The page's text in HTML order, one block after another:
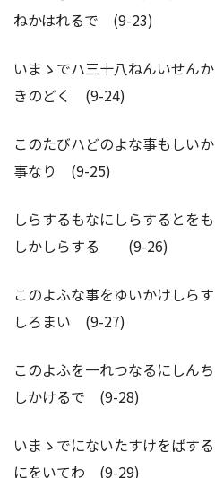
ねかはれるで (9-23)
いまゝでハ三十八ねんいせん
きのどく (9-24)
このたびハどのよな事もしい
事なり (9-25)
しらするもなにしらするとを
しかしらする (9-26)
このよふな事をゆいかけしら
しろまい (9-27)
このよふを一れつなるにしん
しかけるで (9-28)
いまゝでにないたすけをばす
にをいてわ (9-29)